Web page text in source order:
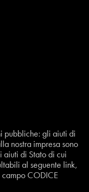
pubbliche: gli aiuti di
nostra impresa sono
aiuti di Stato di cui
al seguente link,
CODICE